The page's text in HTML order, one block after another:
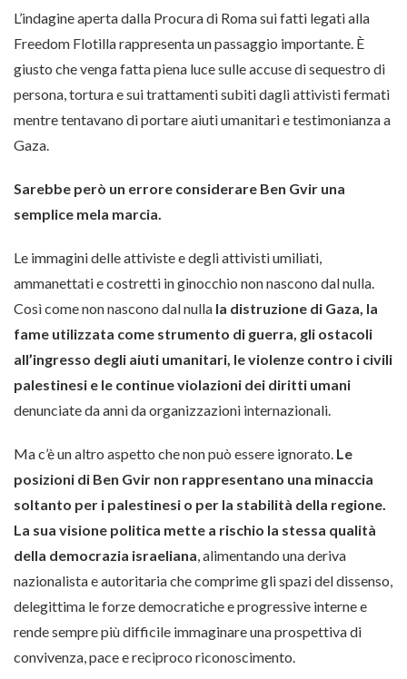
L’indagine aperta dalla Procura di Roma sui fatti legati alla
Freedom Flotilla rappresenta un passaggio importante. È
giusto che venga fatta piena luce sulle accuse di sequestro di
persona, tortura e sui trattamenti subiti dagli attivisti fermati
mentre tentavano di portare aiuti umanitari e testimonianza a
Gaza.
Sarebbe però un errore considerare Ben Gvir una
semplice mela marcia.
Le immagini delle attiviste e degli attivisti umiliati,
ammanettati e costretti in ginocchio non nascono dal nulla.
Così come non nascono dal nulla la distruzione di Gaza, la
fame utilizzata come strumento di guerra, gli ostacoli
all’ingresso degli aiuti umanitari, le violenze contro i civili
palestinesi e le continue violazioni dei diritti umani
denunciate da anni da organizzazioni internazionali.
Ma c’è un altro aspetto che non può essere ignorato. Le
posizioni di Ben Gvir non rappresentano una minaccia
soltanto per i palestinesi o per la stabilità della regione.
La sua visione politica mette a rischio la stessa qualità
della democrazia israeliana , alimentando una deriva
nazionalista e autoritaria che comprime gli spazi del dissenso,
delegittima le forze democratiche e progressive interne e
rende sempre più difficile immaginare una prospettiva di
convivenza, pace e reciproco riconoscimento.